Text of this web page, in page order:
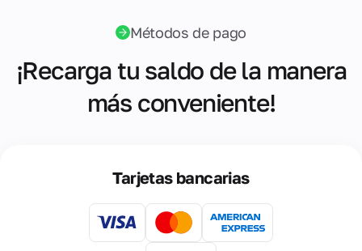
Métodos de pago
¡Recarga tu saldo de la manera
más conveniente!
Tarjetas bancarias